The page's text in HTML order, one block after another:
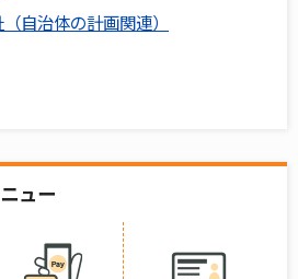
自治体の計画関連）
ュー